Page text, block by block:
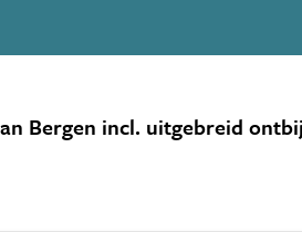
Bergen incl. uitgebreid